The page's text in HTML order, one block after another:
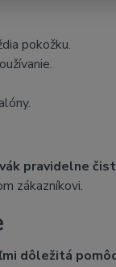
pokožku.
pravidelne
zákazníkovi.
dôležitá